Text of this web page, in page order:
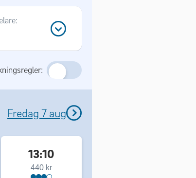
Fredag 7 aug
13:10
440 kr